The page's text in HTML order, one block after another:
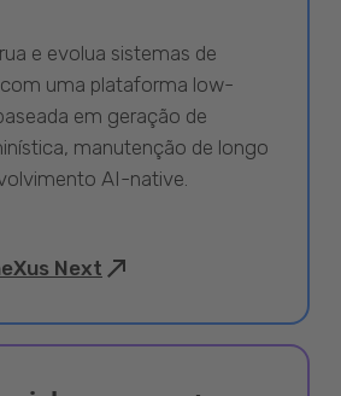
e evolua sistemas de
uma plataforma low-
em geração de
manutenção de longo
AI-native.
Next